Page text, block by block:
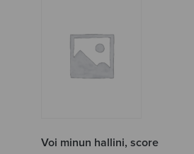
Voi minun hallini, score